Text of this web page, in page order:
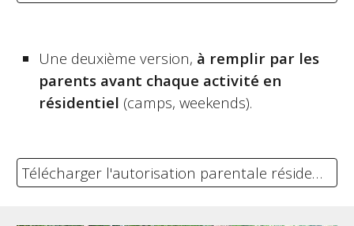
Une deuxième version, à remplir par les
parents avant chaque activité en
résidentiel (camps, weekends).
Télécharger l'autorisation parentale résidentiel